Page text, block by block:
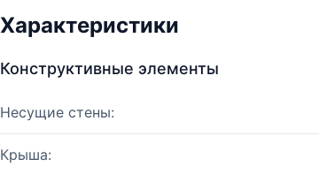
Характеристики
Конструктивные элементы
Несущие стены:
Крыша: